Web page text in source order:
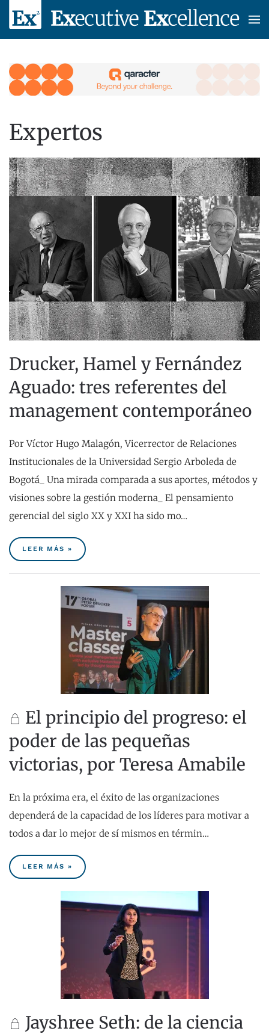
Skip to main content
Expertos
Drucker, Hamel y Fernández
Aguado: tres referentes del
management contemporáneo
Por Víctor Hugo Malagón, Vicerrector de Relaciones
Institucionales de la Universidad Sergio Arboleda de
Bogotá_ Una mirada comparada a sus aportes, métodos y
visiones sobre la gestión moderna_ El pensamiento
gerencial del siglo XX y XXI ha sido mo…
LEER MÁS »
El principio del progreso: el
poder de las pequeñas
victorias, por Teresa Amabile
En la próxima era, el éxito de las organizaciones
dependerá de la capacidad de los líderes para motivar a
todos a dar lo mejor de sí mismos en términ…
LEER MÁS »
Jayshree Seth: de la ciencia